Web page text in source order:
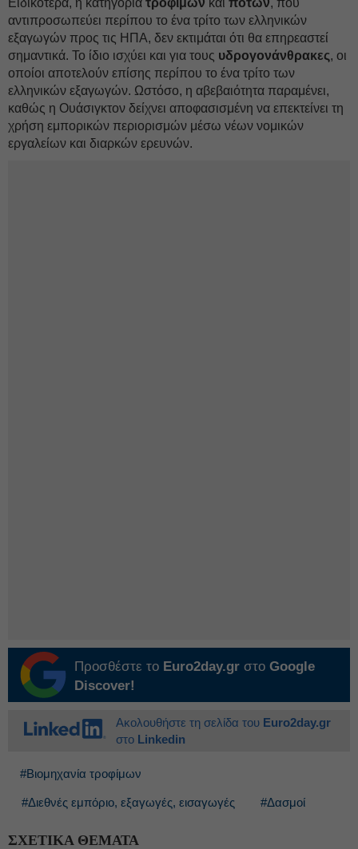
Ειδικότερα, η κατηγορία τροφίμων και ποτών, που
αντιπροσωπεύει περίπου το ένα τρίτο των ελληνικών
εξαγωγών προς τις ΗΠΑ, δεν εκτιμάται ότι θα επηρεαστεί
σημαντικά. Το ίδιο ισχύει και για τους υδρογονάνθρακες, οι
οποίοι αποτελούν επίσης περίπου το ένα τρίτο των
ελληνικών εξαγωγών. Ωστόσο, η αβεβαιότητα παραμένει,
καθώς η Ουάσιγκτον δείχνει αποφασισμένη να επεκτείνει τη
χρήση εμπορικών περιορισμών μέσω νέων νομικών
εργαλείων και διαρκών ερευνών.
Προσθέστε το Euro2day.gr στο Google
Discover!
Ακολουθήστε τη σελίδα του Euro2day.gr
στο Linkedin
#Βιομηχανία τροφίμων
#Διεθνές εμπόριο, εξαγωγές, εισαγωγές #Δασμοί
ΣΧΕΤΙΚΑ ΘΕΜΑΤΑ